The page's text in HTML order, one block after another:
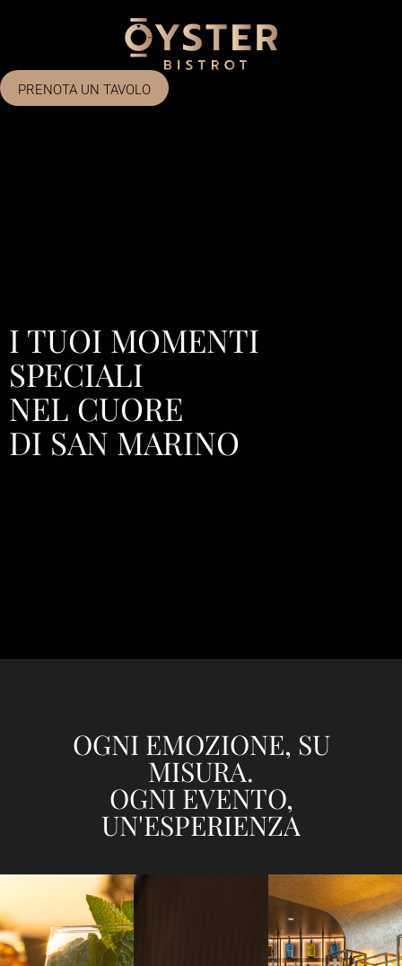
PRENOTA UN TAVOLO
I TUOI MOMENTI
SPECIALI
NEL CUORE
DI SAN MARINO
OGNI EMOZIONE, SU
MISURA.
OGNI EVENTO,
UN'ESPERIENZA